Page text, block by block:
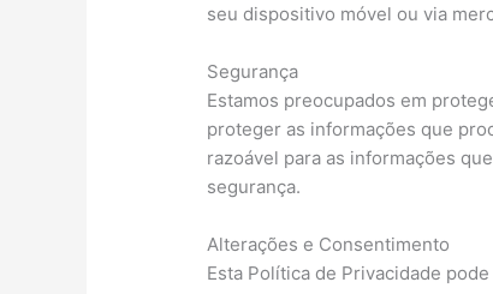
seu dispositivo móvel ou via
Segurança
Estamos preocupados em
proteger as informações que
razoável para as informações
segurança.
Alterações e Consentimento
Esta Política de Privacidade